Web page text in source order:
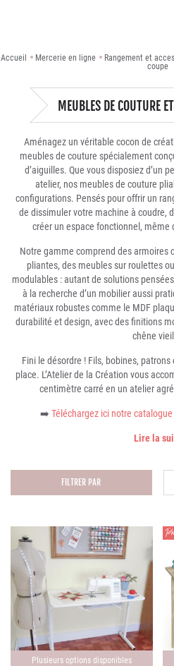
Accueil Mercerie en ligne Rangement et
coupe
MEUBLES DE COUTURE
Aménagez un véritable cocon de
meubles de couture spécialement
d’aiguilles. Que vous disposiez d’un
atelier, nos meubles de couture
configurations. Pensés pour offrir un
de dissimuler votre machine à coudre,
créer un espace fonctionnel, même
Notre gamme comprend des armoires
pliantes, des meubles sur roulettes
modulables : autant de solutions
à la recherche d’un mobilier aussi
matériaux robustes comme le MDF
durabilité et design, avec des finitions
chêne
Fini le désordre ! Fils, bobines,
place. L’Atelier de la Création vous
centimètre carré en un atelier
➡️ Téléchargez ici notre
Lire la
FILTRER PAR
Plusieurs options disponibles